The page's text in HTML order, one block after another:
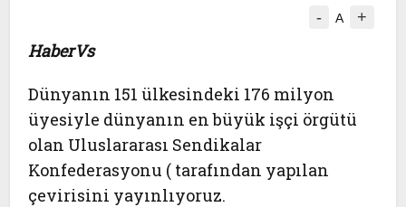
- A +
HaberVs
Dünyanın 151 ülkesindeki 176 milyon
üyesiyle dünyanın en büyük işçi örgütü
olan Uluslararası Sendikalar
Konfederasyonu ( tarafından yapılan
çevirisini yayınlıyoruz.